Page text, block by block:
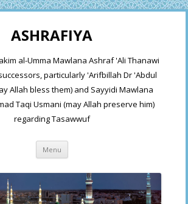
ASHRAFIYA
al-Umma Mawlana Ashraf 'Ali Thanawi
particularly 'Arifbillah Dr 'Abdul
Allah bless them) and Sayyidi Mawlana
Taqi Usmani (may Allah preserve him)
regarding Tasawwuf
Menu Skip
content